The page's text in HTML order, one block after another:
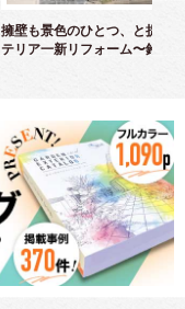
擁壁も景色のひとつ、と捉え
テリア一新リフォーム〜鈴木